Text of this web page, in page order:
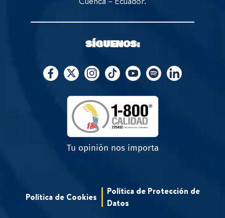
SÍGUENOS:
Tu opinión nos importa
Política de Cookies
Política de Protección de
Datos